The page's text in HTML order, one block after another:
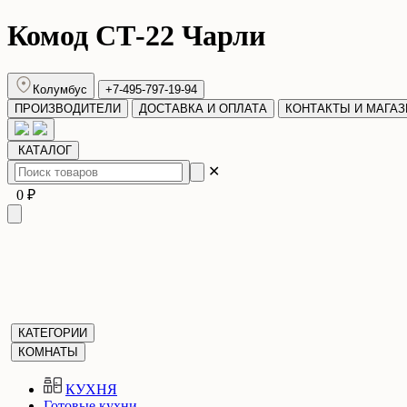
Комод СТ-22 Чарли
Колумбус
+7-495-797-19-94
ПРОИЗВОДИТЕЛИ
ДОСТАВКА И ОПЛАТА КОНТАКТЫ И
КАТАЛОГ
✕
0 ₽
КАТЕГОРИИ
КОМНАТЫ
КУХНЯ